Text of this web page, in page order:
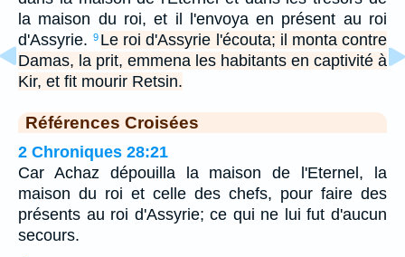
la maison du roi, et il l'envoya en présent au roi
d'Assyrie. 9 Le roi d'Assyrie l'écouta; il monta contre
Damas, la prit, emmena les habitants en captivité à
Kir, et fit mourir Retsin.
Références Croisées
2 Chroniques 28:21
Car Achaz dépouilla la maison de l'Eternel, la
maison du roi et celle des chefs, pour faire des
présents au roi d'Assyrie; ce qui ne lui fut d'aucun
secours.